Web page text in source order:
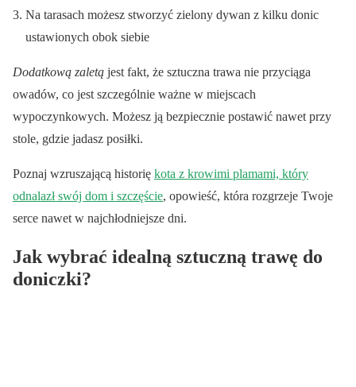
Na tarasach możesz stworzyć zielony dywan z kilku donic
ustawionych obok siebie
Dodatkową zaletą jest fakt, że sztuczna trawa nie przyciąga
owadów, co jest szczególnie ważne w miejscach
wypoczynkowych. Możesz ją bezpiecznie postawić nawet przy
stole, gdzie jadasz posiłki.
Poznaj wzruszającą historię kota z krowimi plamami, który
odnalazł swój dom i szczęście, opowieść, która rozgrzeje Twoje
serce nawet w najchłodniejsze dni.
Jak wybrać idealną sztuczną trawę do
doniczki?